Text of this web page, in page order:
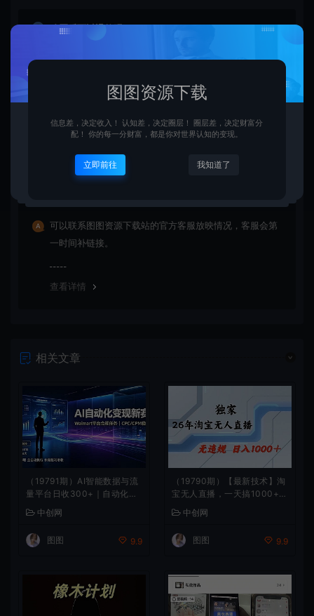
购买后可以退款吗？
不接受退款申请。望周知。
查看详情
可以联系图图资源下载站的官方客服放映情况，客服会第
一时间补链接。
查看详情
相关文章
（19791期）AI智能数据与流
量平台日收300+｜自动化流
量变现新项目
中创网
图图 9.9
（19790期）【最新技术】淘
宝无人直播，一天搞1000+，
独家技术，无违规封号，可矩
阵开播，长期稳定
中创网
图图 9.9
图图资源下载
信息差，决定收入！ 认知差，决定圈层！ 圈层差，决定财富分
配！ 你的每一分财富，都是你对世界认知的变现。
立即前往 我知道了